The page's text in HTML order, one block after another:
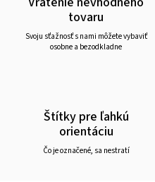
tovaru
Svoju sťažnosť s nami môžete vybaviť
osobne a bezodkladne
Štítky pre ľahkú
orientáciu
Čo je označené, sa nestratí